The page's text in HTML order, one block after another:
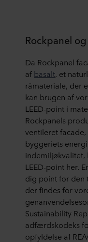
Rockpanel og
Da Rockpanel
af basalt, et
råmateriale, der
kan brugen af
LEED-point i
Rockpanels
ventileret
byggeriets
indemiljøkvalitet,
LEED-point her.
dig point for den
der findes for
Sustainability
adfærdskodeks
opfyldelse af